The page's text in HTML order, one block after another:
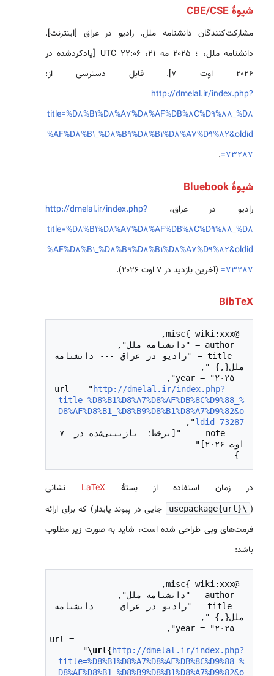
شیوهٔ CBE/CSE
مشارکت‌کنندگان دانشنامه ملل. رادیو در عراق [اینترنت].
دانشنامه ملل، ؛ ۲۰۲۵ مه ۲۱، ‏۲۲:۰۶ UTC [یادکردشده در
۲۰۲۶ اوت ۷]. قابل دسترسی از:
http://dmelal.ir/index.php?
title=%D8%B1%D8%A7%D8%AF%DB%8C%D9%88_%D8
%AF%D8%B1_%D8%B9%D8%B1%D8%A7%D9%82&oldid
=73287
.
شیوهٔ Bluebook
رادیو در عراق، http://dmelal.ir/index.php?
title=%D8%B1%D8%A7%D8%AF%DB%8C%D9%88_%D8
%AF%D8%B1_%D8%B9%D8%B1%D8%A7%D9%82&oldid
=73287 (آخرین بازدید در ۷ اوت ۲۰۲۶).
BibTeX
http://dmelal.ir/index.php?
title=%D8%B1%D8%A7%D8%AF%DB%8C%D9%88_%
D8%AF%D8%B1_%D8%B9%D8%B1%D8%A7%D9%82&o
ldid=73287
  note = "[برخط؛ بازبینی‌شده در ۷-
در زمان استفاده از بستهٔLaTeX نشانی
(
\usepackage{url}
جایی در پیوند پایدار) که برای ارائه
فرمت‌های وبی طراحی شده است، شاید به صورت زیر مطلوب
باشد:
  url =
"\url{http://dmelal.ir/index.php?
title=%D8%B1%D8%A7%D8%AF%DB%8C%D9%88_%
D8%AF%D8%B1_%D8%B9%D8%B1%D8%A7%D9%82&o